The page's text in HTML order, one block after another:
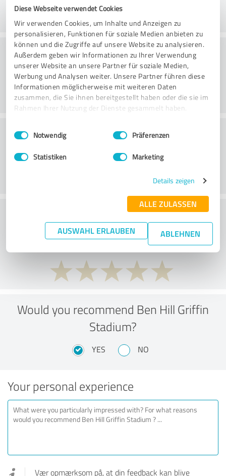
Diese Webseite verwendet Cookies
Wir verwenden Cookies, um Inhalte und Anzeigen zu
personalisieren, Funktionen für soziale Medien anbieten zu
können und die Zugriffe auf unsere Website zu analysieren.
Außerdem geben wir Informationen zu Ihrer Verwendung
unserer Website an unsere Partner für soziale Medien,
Werbung und Analysen weiter. Unsere Partner führen diese
Informationen möglicherweise mit weiteren Daten
zusammen, die Sie ihnen bereitgestellt haben oder die sie im
Rahmen Ihrer Nutzung der Dienste gesammelt haben.
Impressum Datenschutzbestimmungen
Einwilligungsauswahl
Notwendig Präferenzen
Statistiken Marketing
Details zeigen
ALLE ZULASSEN
AUSWAHL ERLAUBEN ABLEHNEN
Kvalitet
Kundeservice
What do you think of the price to
performance ratio?
Would you recommend Ben Hill Griffin
Stadium?
YES NO
Your personal experience
Vær opmærksom på, at din feedback kan blive